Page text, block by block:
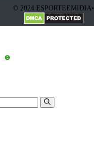
© 2024 ESPORTEEMIDIA•